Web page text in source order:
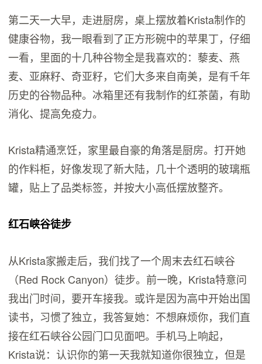
第二天一大早，走进厨房，桌上摆放着Krista制作的
健康谷物，我一眼看到了正方形碗中的苹果丁，仔细
一看，里面的十几种谷物全是我喜欢的：藜麦、燕
麦、亚麻籽、奇亚籽，它们大多来自南美，是有千年
历史的谷物品种。冰箱里还有我制作的红茶菌，有助
消化、提高免疫力。
Krista精通烹饪，家里最自豪的角落是厨房。打开她
的作料柜，好像发现了新大陆，几十个透明的玻璃瓶
罐，贴上了品类标签，并按大小高低摆放整齐。
红石峡谷徒步
从Krista家搬走后，我们找了一个周末去红石峡谷
（Red Rock Canyon）徒步。前一晚，Krista特意问
我出门时间，要开车接我。或许是因为高中开始出国
读书，习惯了独立，我答复她：不想麻烦你，我们直
接在红石峡谷公园门口见面吧。手机马上响起，
Krista说：认识你的第一天我就知道你很独立，但是